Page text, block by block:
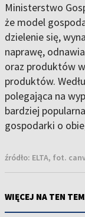
Ministerstwo
że model
dzielenie się,
naprawę,
oraz produktów
produktów.
polegająca na
bardziej
gospodarki o
źródło: ELTA, fot.
WIĘCEJ NA TEN